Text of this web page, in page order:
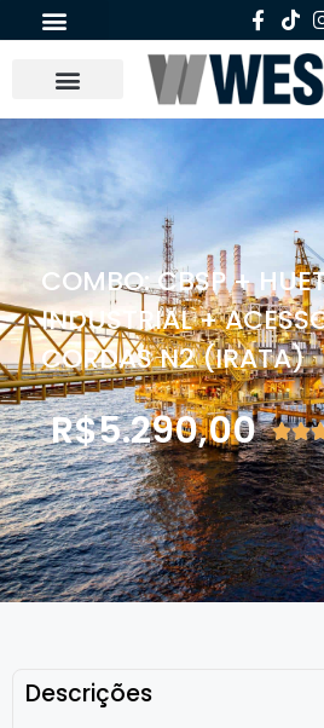
COMBO: CBSP +
INDUSTRIAL +
CORDAS N2 (IRATA)
R$5.290,00
Descrições